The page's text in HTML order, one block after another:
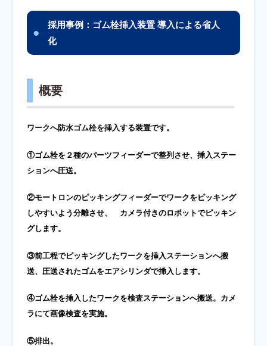
採用事例：ゴム栓挿入装置 導入による省人
化
概要
ワークへ防水ゴム栓を挿入する装置です。
①ゴム栓を２種のパーツフィーダーで整列させ、挿入ステー
ションへ圧送。
②モートロンのピッキングフィーダーでワークをピッキング
しやすいよう分離させ、 カメラ付きのロボットでピッキン
グします。
③前工程でピッキングしたワークを挿入ステーションへ搬
送、圧送されたゴムをエアシリンダで挿入します。
④ゴム栓を挿入したワークを検査ステーションへ搬送。カメ
ラにて画像検査を実施。
⑤排出。